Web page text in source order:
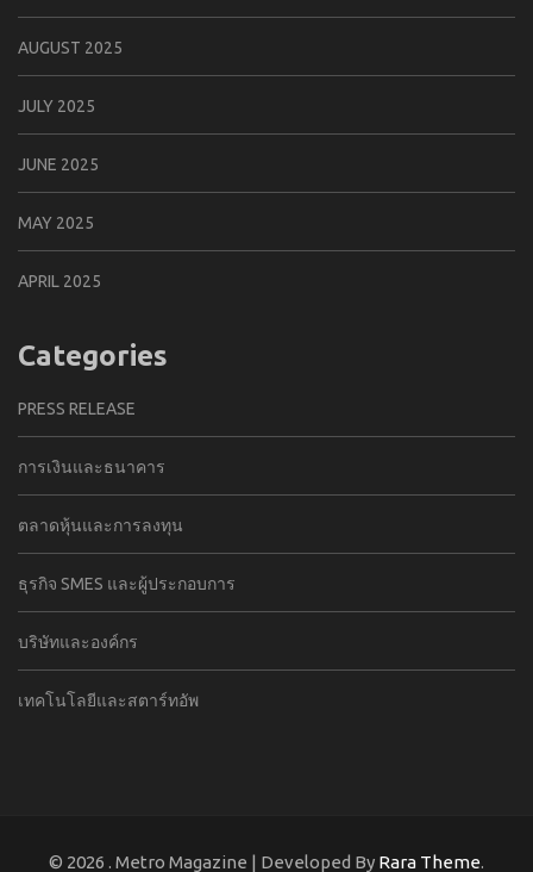
AUGUST 2025
JULY 2025
JUNE 2025
MAY 2025
APRIL 2025
Categories
PRESS RELEASE
การเงินและธนาคาร
ตลาดหุ้นและการลงทุน
ธุรกิจ SMES และผู้ประกอบการ
บริษัทและองค์กร
เทคโนโลยีและสตาร์ทอัพ
© 2026 . Metro Magazine | Developed By Rara Theme.